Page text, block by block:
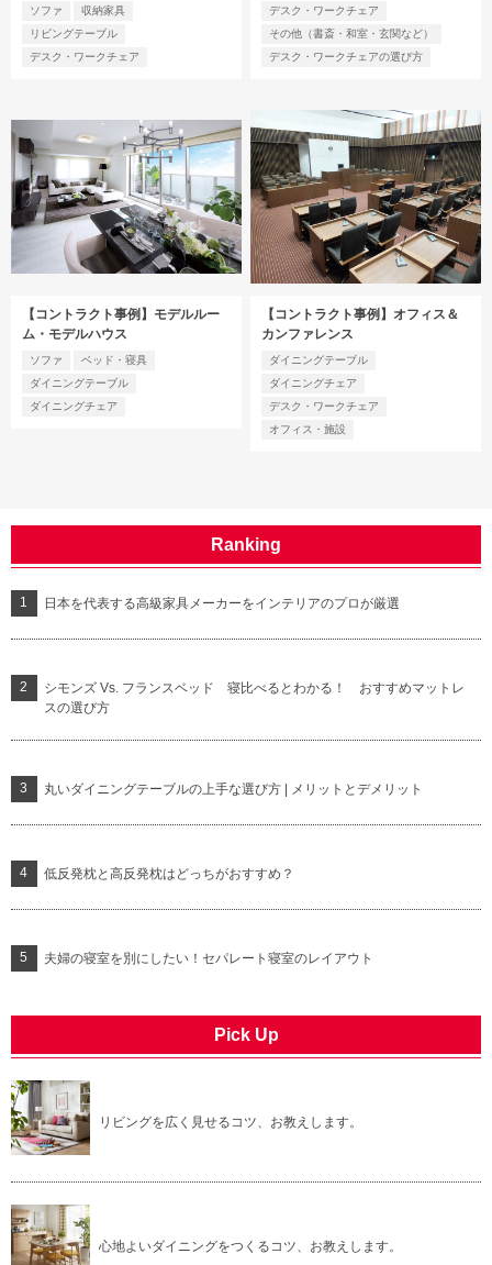
ソファ
収納家具
リビングテーブル
デスク・ワークチェア
デスク・ワークチェア
その他（書斎・和室・玄関など）
デスク・ワークチェアの選び方
【コントラクト事例】モデルルー
ム・モデルハウス
ソファ
ベッド・寝具
ダイニングテーブル
ダイニングチェア
【コントラクト事例】オフィス＆
カンファレンス
ダイニングテーブル
ダイニングチェア
デスク・ワークチェア
オフィス・施設
Ranking
日本を代表する高級家具メーカーをインテリアのプロが厳選
シモンズ Vs. フランスベッド 寝比べるとわかる！ おすすめマットレ
スの選び方
丸いダイニングテーブルの上手な選び方 | メリットとデメリット
低反発枕と高反発枕はどっちがおすすめ？
夫婦の寝室を別にしたい！セパレート寝室のレイアウト
Pick Up
リビングを広く見せるコツ、お教えします。
心地よいダイニングをつくるコツ、お教えします。